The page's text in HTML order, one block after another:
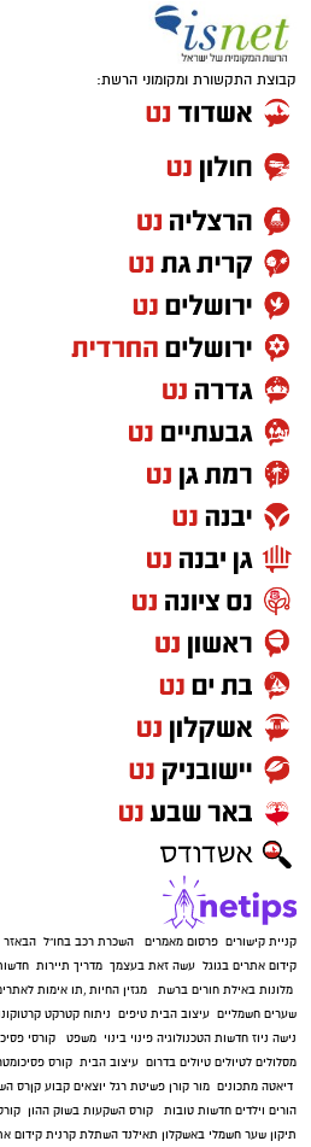
קבוצת התקשורת ומקומוני הרשת:
קניית קישורים פרסום מאמרים השכרת רכב בחו"ל הבאזר
קידום אתרים בגוגל עשה זאת בעצמך מדריך תיירות
מלונות באילת חורים ברשת מגזין החיות ,תו אימות
שערים חשמליים עיצוב הבית טיפים ניתוח קטרקט
נישה ניוז חדשות הטכנולוגיה פינוי בינוי משפט
קורסי
מסלולים לטיולים טיולים בדרום עיצוב הבית קורס
דיאטה מתכונים מור קורן פשיטת רגל יוצאים קבוע קןרס
הורים וילדים חדשות טובות קורס השקעות בשוק ההון
תיקון שער חשמלי באשקלון תאילנד השתלת קרנית קידום